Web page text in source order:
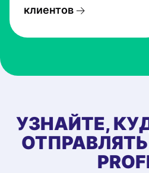
клиентов
УЗНАЙТЕ,